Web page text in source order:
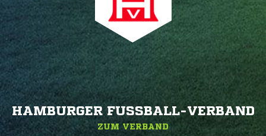
HAMBURGER FUSSBALL-VERBAND
ZUM VERBAND